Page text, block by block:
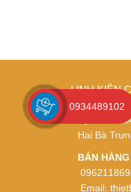
LINH KIỆN
:
Hai Bà
BÁN
Email:
0934489102